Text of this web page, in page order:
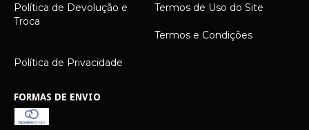
Política de Devolução e
Troca
Termos de Uso do Site
Termos e Condições
Política de Privacidade
FORMAS DE ENVIO